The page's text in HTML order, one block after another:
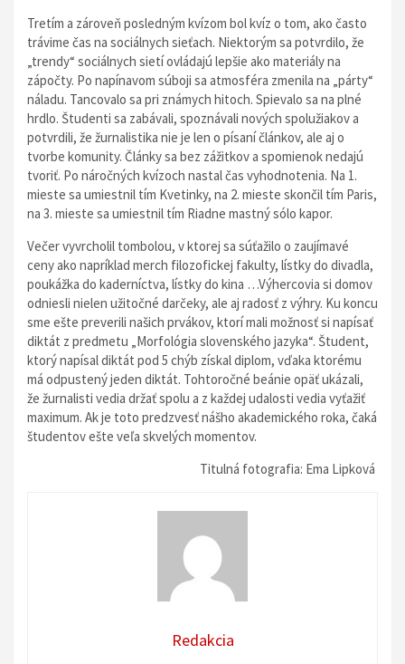
Tretím a zároveň posledným kvízom bol kvíz o tom, ako často
trávime čas na sociálnych sieťach. Niektorým sa potvrdilo, že
„trendy“ sociálnych sietí ovládajú lepšie ako materiály na
zápočty. Po napínavom súboji sa atmosféra zmenila na „párty“
náladu. Tancovalo sa pri známych hitoch. Spievalo sa na plné
hrdlo. Študenti sa zabávali, spoznávali nových spolužiakov a
potvrdili, že žurnalistika nie je len o písaní článkov, ale aj o
tvorbe komunity. Články sa bez zážitkov a spomienok nedajú
tvoriť. Po náročných kvízoch nastal čas vyhodnotenia. Na 1.
mieste sa umiestnil tím Kvetinky, na 2. mieste skončil tím Paris,
na 3. mieste sa umiestnil tím Riadne mastný sólo kapor.
Večer vyvrcholil tombolou, v ktorej sa súťažilo o zaujímavé
ceny ako napríklad merch filozofickej fakulty, lístky do divadla,
poukážka do kaderníctva, lístky do kina …Výhercovia si domov
odniesli nielen užitočné darčeky, ale aj radosť z výhry. Ku koncu
sme ešte preverili našich prvákov, ktorí mali možnosť si napísať
diktát z predmetu „Morfológia slovenského jazyka“. Študent,
ktorý napísal diktát pod 5 chýb získal diplom, vďaka ktorému
má odpustený jeden diktát. Tohtoročné beánie opäť ukázali,
že žurnalisti vedia držať spolu a z každej udalosti vedia vyťažiť
maximum. Ak je toto predzvesť nášho akademického roka, čaká
študentov ešte veľa skvelých momentov.
Titulná fotografia: Ema Lipková
Redakcia